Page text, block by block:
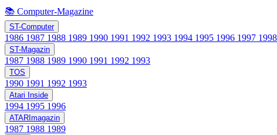
📚 Computer-Magazine
ST-Computer
1986 1987 1988 1989 1990 1991 1992 1993 1994 1995 1996 1997 1998
ST-Magazin
1987 1988 1989 1990 1991 1992 1993
TOS
1990 1991 1992 1993
Atari Inside
1994 1995 1996
ATARImagazin
1987 1988 1989